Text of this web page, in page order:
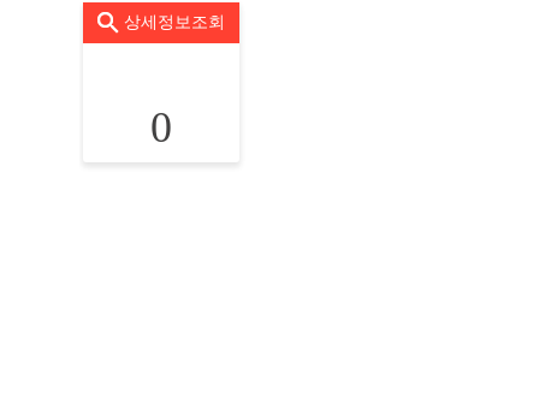
상세정보조회
0